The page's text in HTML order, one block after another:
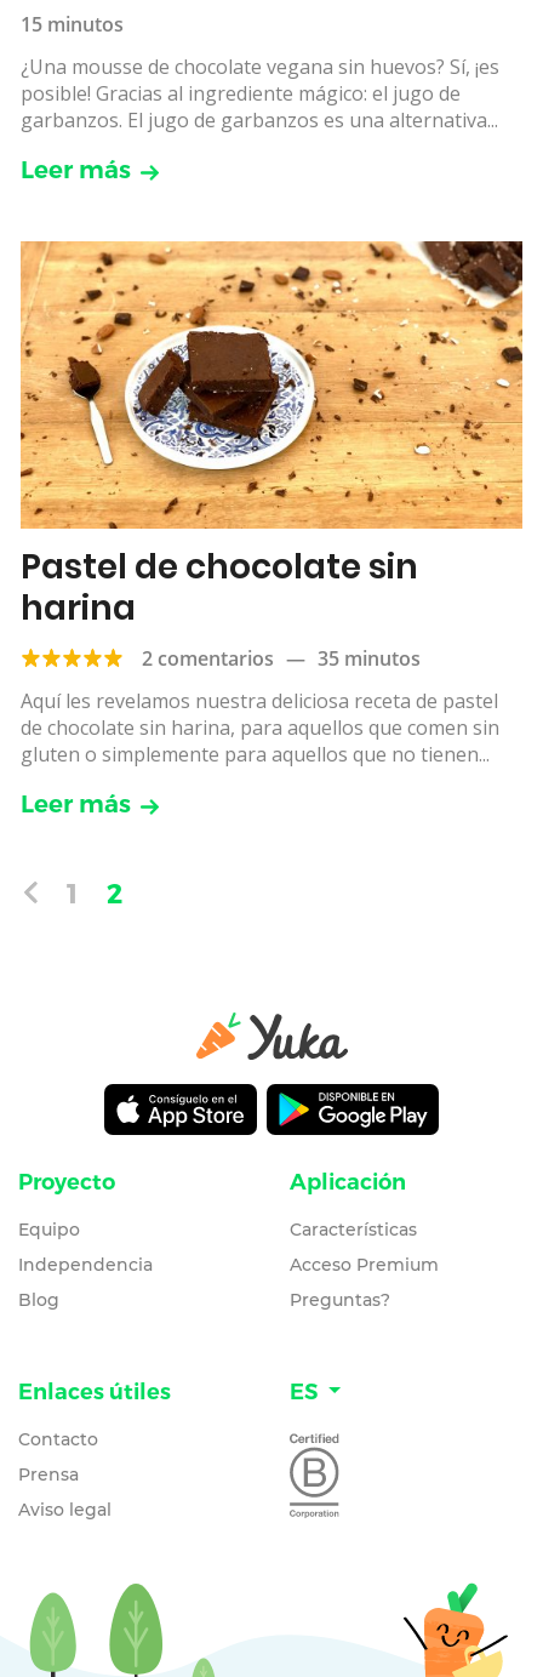
15 minutos
¿Una mousse de chocolate vegana sin huevos? Sí, ¡es
posible! Gracias al ingrediente mágico: el jugo de
garbanzos. El jugo de garbanzos es una alternativa...
Leer más
Pastel de chocolate sin
harina
2 comentarios — 35 minutos
Aquí les revelamos nuestra deliciosa receta de pastel
de chocolate sin harina, para aquellos que comen sin
gluten o simplemente para aquellos que no tienen...
Leer más
1 2
Proyecto
Equipo
Independencia
Blog
Aplicación
Características
Acceso Premium
Preguntas?
Enlaces útiles
Contacto
Prensa
Aviso legal
ES